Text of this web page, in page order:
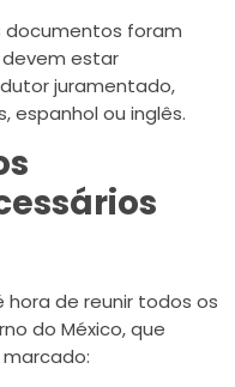
documentos foram
estar
juramentado,
espanhol ou inglês.
de reunir todos os
do México, que